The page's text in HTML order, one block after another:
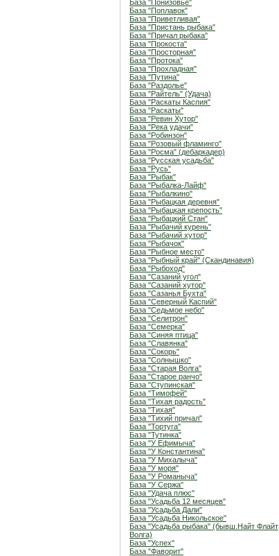
База "Понизовье"
База "Поплавок"
База "Приветливая"
База "Пристань рыбака"
База "Причал рыбака"
База "Прокоста"
База "Просторная"
База "Протока"
База "Прохладная"
База "Путина"
База "Раздолье"
База "Райтель" (Удача)
База "Раскаты Каспия"
База "Раскаты"
База "Ревин Хутор"
База "Река удачи"
База "Робинзон"
База "Розовый фламинго"
База "Росма" (дебаркадер)
База "Русская усадьба"
База "Русь"
База "Рыбак"
База "Рыбалка-Лайф"
База "Рыбалкино"
База "Рыбацкая деревня"
База "Рыбацкая крепость"
База "Рыбацкий Стан"
База "Рыбачий курень"
База "Рыбачий хутор"
База "Рыбачок"
База "Рыбное место"
База "Рыбный край" (Скандинавия)
База "Рыбоход"
База "Сазаний угол"
База "Сазаний хутор"
База "Сазанья Бухта"
База "Северный Каспий"
База "Седьмое небо"
База "Селитрон"
База "Семерка"
База "Синяя птица"
База "Славянка"
База "Сокорь"
База "Солнышко"
База "Старая Волга"
База "Старое ранчо"
База "Ступинская"
База "Тимофей"
База "Тихая радость"
База "Тихая"
База "Тихий причал"
База "Тортуга"
База "Тутинка"
База "У Ефимыча"
База "У Константина"
База "У Михалыча"
База "У моря"
База "У Романыча"
База "У Сержа"
База "Удача плюс"
База "Усадьба 12 месяцев"
База "Усадьба Дали"
База "Усадьба Никольское"
База "Усадьба рыбака" (бывш.Найт Флайт
Волга)
База "Успех"
База "Фаворит"